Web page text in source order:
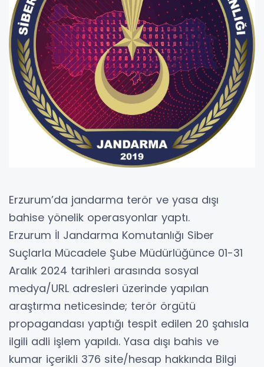
Erzurum’da jandarma terör ve yasa dışı
bahise yönelik operasyonlar yaptı.
Erzurum İl Jandarma Komutanlığı Siber
Suçlarla Mücadele Şube Müdürlüğünce 01-31
Aralık 2024 tarihleri arasında sosyal
medya/URL adresleri üzerinde yapılan
araştırma neticesinde; terör örgütü
propagandası yaptığı tespit edilen 20 şahısla
ilgili adli işlem yapıldı. Yasa dışı bahis ve
kumar içerikli 376 site/hesap hakkında Bilgi